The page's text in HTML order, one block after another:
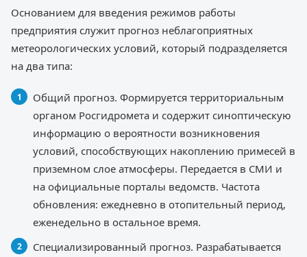
Основанием для введения режимов работы
предприятия служит прогноз неблагоприятных
метеорологических условий, который подразделяется
на два типа:
Общий прогноз. Формируется территориальным
органом Росгидромета и содержит синоптическую
информацию о вероятности возникновения
условий, способствующих накоплению примесей в
приземном слое атмосферы. Передается в СМИ и
на официальные порталы ведомств. Частота
обновления: ежедневно в отопительный период,
еженедельно в остальное время.
Специализированный прогноз. Разрабатывается